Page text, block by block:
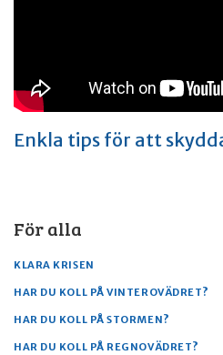
För alla
KLARA KRISEN
HAR DU KOLL PÅ VINTEROVÄDRET?
HAR DU KOLL PÅ STORMEN?
HAR DU KOLL PÅ REGNOVÄDRET?
Enkla tips för att